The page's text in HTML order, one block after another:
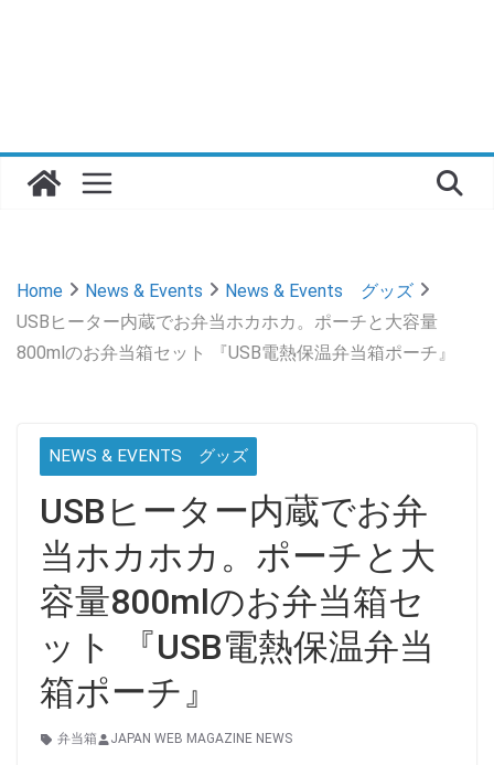
Home News & Events
News & Events グッズ
USBヒーター内蔵でお弁当ホカホカ。ポーチと大容量
800mlのお弁当箱セット 『USB電熱保温弁当箱ポーチ』
NEWS & EVENTS グッズ
USBヒーター内蔵でお弁
当ホカホカ。ポーチと大
容量800mlのお弁当箱セ
ット 『USB電熱保温弁当
箱ポーチ』
弁当箱 JAPAN WEB MAGAZINE NEWS